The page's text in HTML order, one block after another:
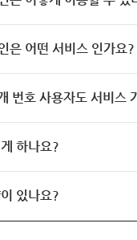
은 어떤 서비스 인가요?
번호 사용자도 서비스
하나요?
있나요?